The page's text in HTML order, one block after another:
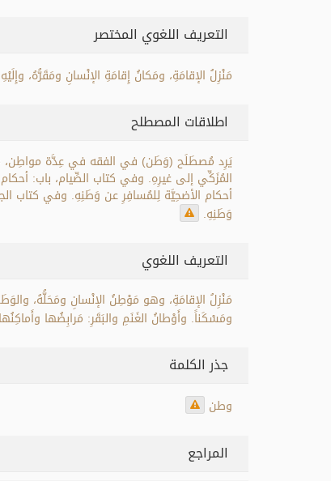
التعريف اللغوي المختصر
مَنْزِلُ الإقامَةِ، ومَكانُ إِقامَةِ الإنْسانِ ومَقَرُّهُ،
اطلاقات المصطلح
يَرِد مُصطَلَح (وَطَن) في الفقه في عِدَّة مواطِن،
المُزَكِّي إلى غيرِهِ. وفي كتاب الصِّيام، باب:
أحكام الأضحِيَّة لِلمُسافِرِ عن وَطَنِهِ. وفي كتاب
وَطَنِهِ.
التعريف اللغوي
مَنْزِلُ الإقامَةِ، وهو مَوْطِنُ الإنْسانِ ومَحَلُّهُ،
ومَسْكَناً. وأَوْطانُ الغَنَمِ والبَقَرِ: مَرابِضُها
جذر الكلمة
وطن
المراجع